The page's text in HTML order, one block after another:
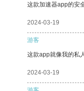
这款加速器app的安
2024-03-19
游客
这款app就像我的私
2024-03-19